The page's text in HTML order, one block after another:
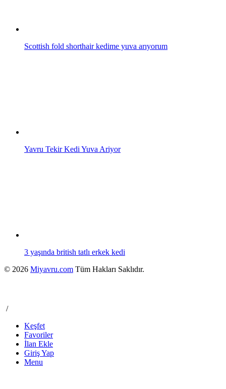
Scottish fold shorthair kedime yuva arıyorum
Yavru Tekir Kedi Yuva Ariyor
3 yaşında british tatlı erkek kedi
© 2026 Miyavru.com Tüm Hakları Saklıdır.
/
Keşfet
Favoriler
İlan Ekle
Giriş Yap
Menu